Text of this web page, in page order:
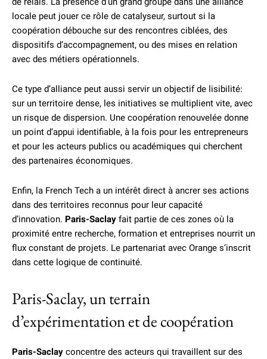
locale peut jouer ce rôle de catalyseur, surtout si la
coopération débouche sur des rencontres ciblées, des
dispositifs d’accompagnement, ou des mises en relation
avec des métiers opérationnels.
Ce type d’alliance peut aussi servir un objectif de lisibilité:
sur un territoire dense, les initiatives se multiplient vite, avec
un risque de dispersion. Une coopération renouvelée donne
un point d’appui identifiable, à la fois pour les entrepreneurs
et pour les acteurs publics ou académiques qui cherchent
des partenaires économiques.
Enfin, la French Tech a un intérêt direct à ancrer ses actions
dans des territoires reconnus pour leur capacité
d’innovation. Paris-Saclay fait partie de ces zones où la
proximité entre recherche, formation et entreprises nourrit un
flux constant de projets. Le partenariat avec Orange s’inscrit
dans cette logique de continuité.
Paris-Saclay, un terrain
d’expérimentation et de coopération
Paris-Saclay concentre des acteurs qui travaillent sur des